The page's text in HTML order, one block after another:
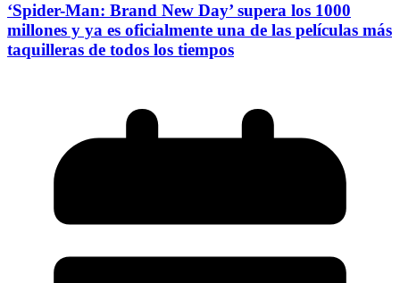
‘Spider-Man: Brand New Day’ supera los 1000
millones y ya es oficialmente una de las películas más
taquilleras de todos los tiempos